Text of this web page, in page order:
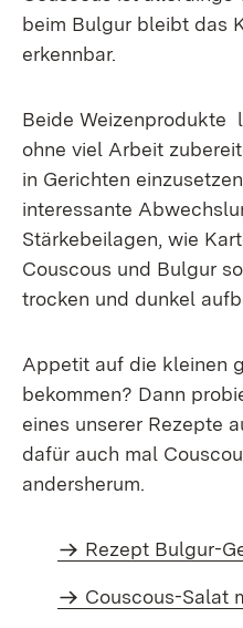
beim Bulgur bleibt das
erkennbar.
Beide Weizenprodukte
ohne viel Arbeit
in Gerichten
interessante
Stärkebeilagen, wie
Couscous und Bulgur
trocken und dunkel
Appetit auf die kleinen
bekommen? Dann
eines unserer Rezepte
dafür auch mal
andersherum.
Rezept Bulgur-
Couscous-Salat